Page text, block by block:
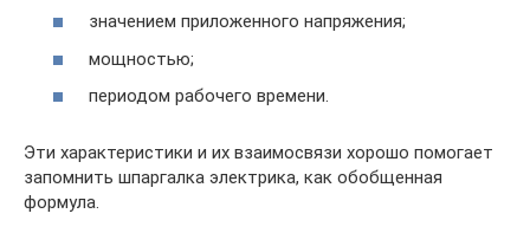
значением приложенного напряжения;
мощностью;
периодом рабочего времени.
Эти характеристики и их взаимосвязи хорошо помогает
запомнить шпаргалка электрика, как обобщенная
формула.